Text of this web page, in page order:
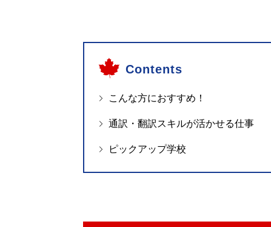
Contents
こんな方におすすめ！
通訳・翻訳スキルが活かせる仕事
ピックアップ学校